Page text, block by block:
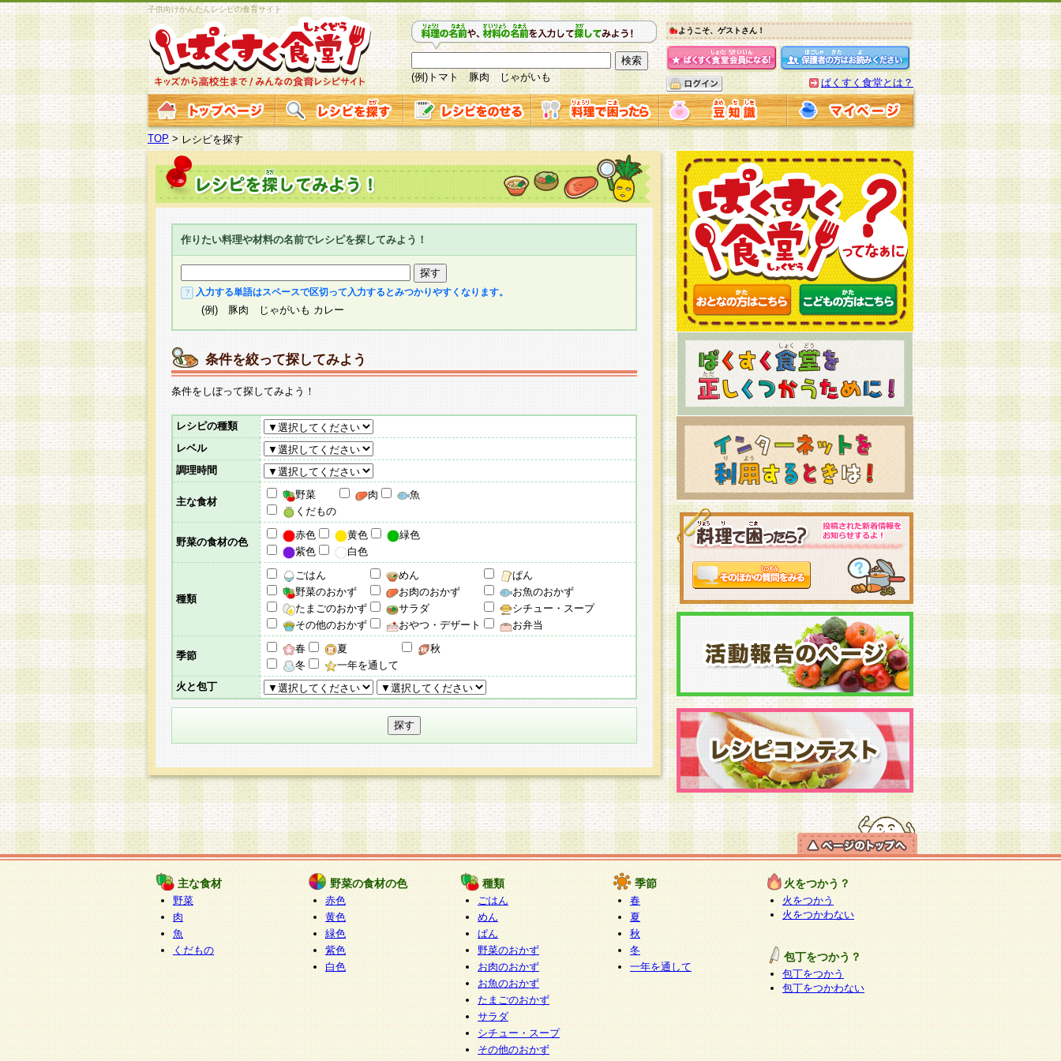
子供向けかんたんレシピの食育サイト
(例)トマト 豚肉 じゃがいも
ようこそ、ゲストさん！
ぱくすく食堂とは？
TOP >レシピを探す
作りたい料理や材料の名前でレシピを探してみよう！
入力する単語はスペースで区切って入力するとみつかりやすくなります。
(例) 豚肉 じゃがいも カレー
条件を絞って探してみよう
条件をしぼって探してみよう！
レシピの種類
レベル
調理時間
主な食材
野菜 肉
魚
くだもの
野菜の食材の色
赤色 黄色
緑色
紫色
白色
種類
ごはん めん
ぱん
野菜のおかず
お肉のおかず
お魚のおかず
たまごのおかず
サラダ
シチュー・スープ
その他のおかず
おやつ・デザート お弁当
季節
春 夏
秋
冬
一年を通して
火と包丁
主な食材
野菜
肉
魚
くだもの
野菜の食材の色
赤色
黄色
緑色
紫色
白色
種類
ごはん
めん
ぱん
野菜のおかず
お肉のおかず
お魚のおかず
たまごのおかず
サラダ
シチュー・スープ
その他のおかず
季節
春
夏
秋
冬
一年を通して
火をつかう？
火をつかう
火をつかわない
包丁をつかう？
包丁をつかう
包丁をつかわない